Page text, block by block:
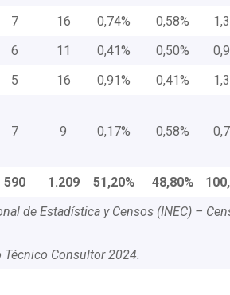
7 16 0,74% 0,58%
6 11 0,41% 0,50%
5 16 0,91% 0,41%
7 9 0,17% 0,58%
590 1.209 51,20% 48,80%
de Estadística y Censos (INEC) –
Técnico Consultor 2024.